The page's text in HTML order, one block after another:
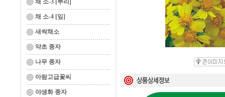
채 소-3 [뿌리]
채 소-4 [잎]
새싹채소
약초 종자
나무 종자
아람고급꽃씨
야생화 종자